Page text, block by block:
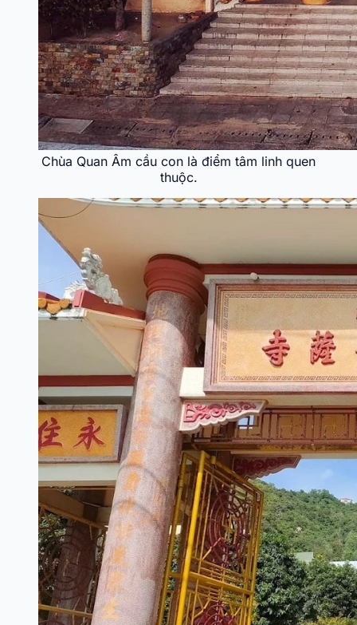
Chùa Quan Âm cầu con là điểm tâm linh quen
thuộc.